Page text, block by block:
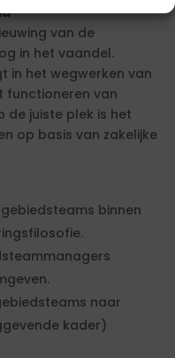
van de
in het vaandel.
in het wegwerken van
functioneren van
de juiste plek is het
op basis van zakelijke
binnen
naar
kader)